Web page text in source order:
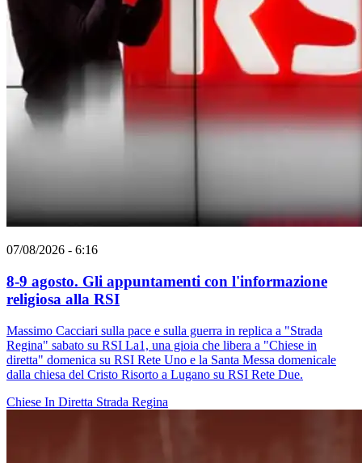
07/08/2026 - 6:16
8-9 agosto. Gli appuntamenti con l'informazione
religiosa alla RSI
Massimo Cacciari sulla pace e sulla guerra in replica a "Strada
Regina" sabato su RSI La1, una gioia che libera a "Chiese in
diretta" domenica su RSI Rete Uno e la Santa Messa domenicale
dalla chiesa del Cristo Risorto a Lugano su RSI Rete Due.
Chiese In Diretta Strada Regina